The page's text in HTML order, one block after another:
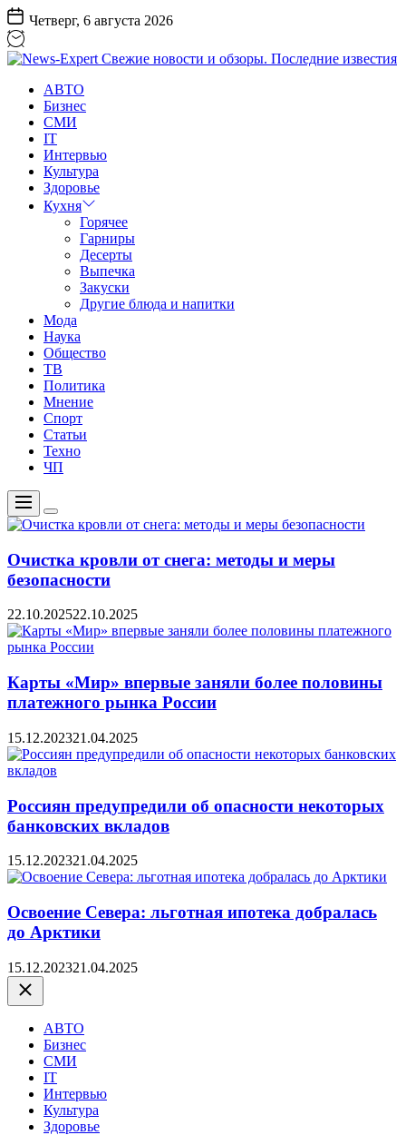
Перейти
к
содержанию
Четверг, 6 августа 2026
Expert
Свежие
новости
обзоры.
Последние
известия
АВТО
Бизнес
СМИ
IT
Интервью
Культура
Здоровье
Кухня
Горячее
Гарниры
Десерты
Выпечка
Закуски
Другие блюда и напитки
Мода
Наука
Общество
ТВ
Политика
Мнение
Спорт
Статьи
Техно
ЧП
Меню
Цвет
переключателя
Очистка кровли от снега: методы и меры
безопасности
22.10.202522.10.2025
Карты «Мир» впервые заняли более половины
платежного рынка России
15.12.202321.04.2025
Россиян предупредили об опасности некоторых
банковских вкладов
15.12.202321.04.2025
Освоение Севера: льготная ипотека добралась
до Арктики
15.12.202321.04.2025
Закрыть
АВТО
Бизнес
СМИ
IT
Интервью
Культура
Здоровье